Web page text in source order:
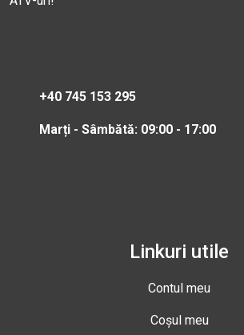
+40 745 153 295
Marți - Sâmbătă: 09:00 - 17:00
Linkuri utile
Contul meu
Coșul meu